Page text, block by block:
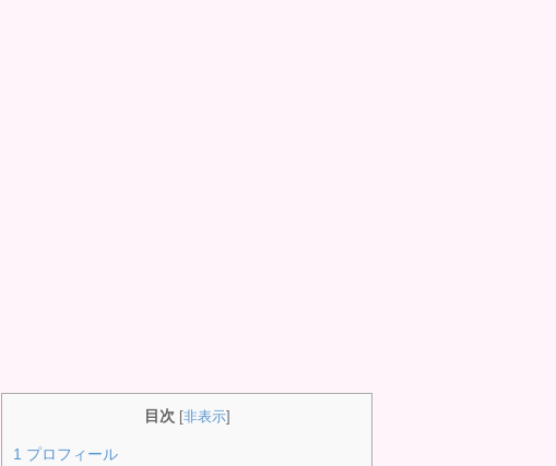
目次 [非表示]
1 プロフィール